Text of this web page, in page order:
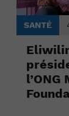
SANTÉ